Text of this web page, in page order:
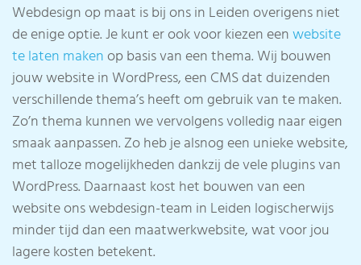
Webdesign op maat is bij ons in Leiden overigens niet
de enige optie. Je kunt er ook voor kiezen eenwebsite
te laten makenop basis van een thema. Wij bouwen
jouw website in WordPress, een CMS dat duizenden
verschillende thema’s heeft om gebruik van te maken.
Zo’n thema kunnen we vervolgens volledig naar eigen
smaak aanpassen. Zo heb je alsnog een unieke website,
met talloze mogelijkheden dankzij de vele plugins van
WordPress. Daarnaast kost het bouwen van een
website ons webdesign-team in Leiden logischerwijs
minder tijd dan een maatwerkwebsite, wat voor jou
lagere kosten betekent.